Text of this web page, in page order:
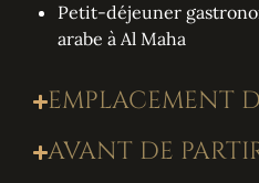
Petit-déjeuner
arabe à Al Maha
EMPLACEMENT
AVANT DE